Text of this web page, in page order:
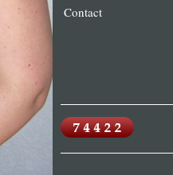
Contact